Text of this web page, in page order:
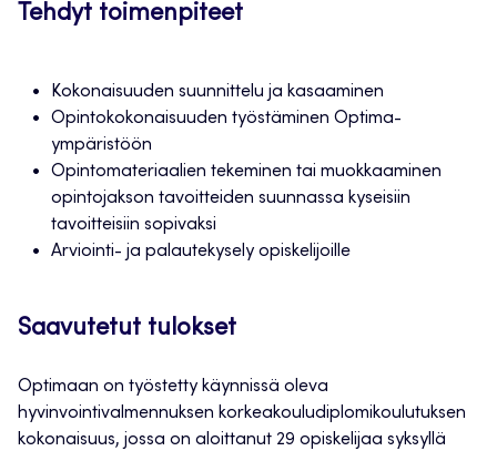
Tehdyt toimenpiteet
Kokonaisuuden suunnittelu ja kasaaminen
Opintokokonaisuuden työstäminen Optima-
ympäristöön
Opintomateriaalien tekeminen tai muokkaaminen
opintojakson tavoitteiden suunnassa kyseisiin
tavoitteisiin sopivaksi
Arviointi- ja palautekysely opiskelijoille
Saavutetut tulokset
Optimaan on työstetty käynnissä oleva
hyvinvointivalmennuksen korkeakouludiplomikoulutuksen
kokonaisuus, jossa on aloittanut 29 opiskelijaa syksyllä